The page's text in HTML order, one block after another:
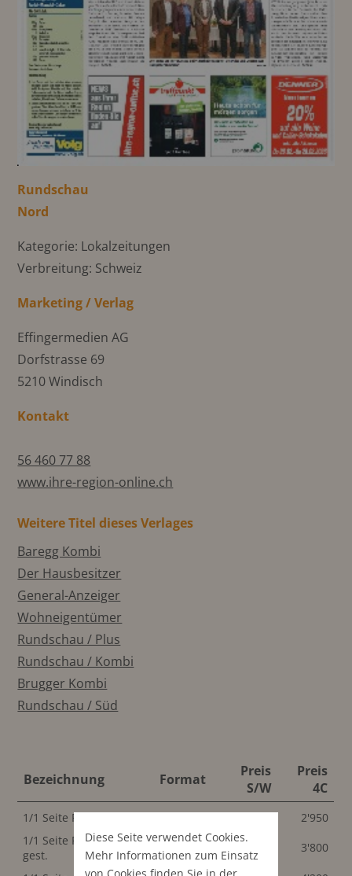
Rundschau
Nord
Kategorie: Lokalzeitungen
Verbreitung: Schweiz
Marketing / Verlag
Effingermedien AG
Dorfstrasse 69
5210 Windisch
Kontakt
56 460 77 88
www.ihre-region-online.ch
Weitere Titel dieses Verlages
Baregg Kombi
Der Hausbesitzer
General-Anzeiger
Wohneigentümer
Rundschau / Plus
Rundschau / Kombi
Brugger Kombi
Rundschau / Süd
Bezeichnung Format
Preis
S/W
Preis
4C
1/1 Seite PR 290x440 mm 2'950
2'950
1/1 Seite PR red.
gest.
290x440 mm 3'800
Diese Seite verwendet Cookies.
Mehr Informationen zum Einsatz